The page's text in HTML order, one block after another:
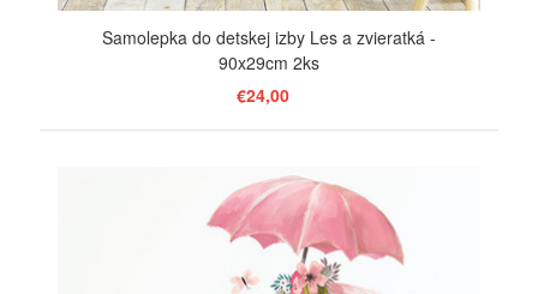
Samolepka do detskej izby Les a zvieratká -
90x29cm 2ks
€24,00